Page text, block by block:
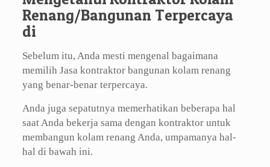
Renang/Bangunan Terpercaya
di
Sebelum itu, Anda mesti mengenal bagaimana
memilih Jasa kontraktor bangunan kolam renang
yang benar-benar terpercaya.
Anda juga sepatutnya memerhatikan beberapa hal
saat Anda bekerja sama dengan kontraktor untuk
membangun kolam renang Anda, umpamanya hal-
hal di bawah ini.